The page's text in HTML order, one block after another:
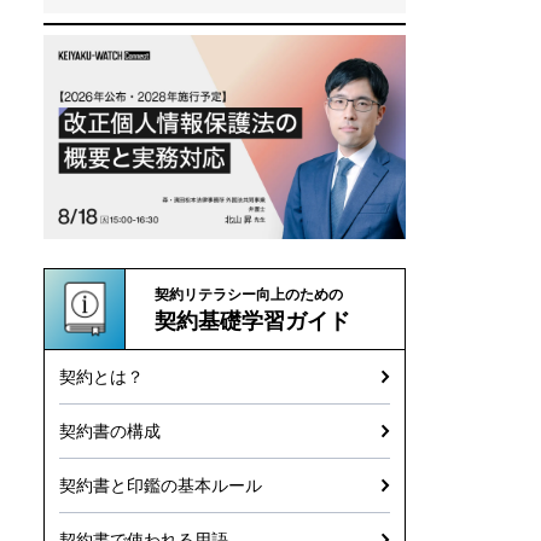
契約リテラシー向上のための
契約基礎学習ガイド
契約とは？
契約書の構成
契約書と印鑑の基本ルール